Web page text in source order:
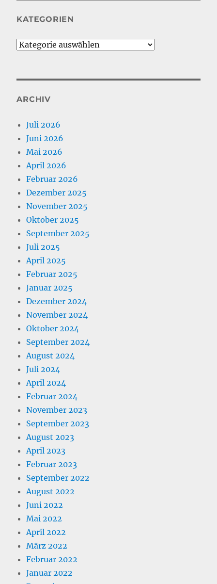
KATEGORIEN
Kategorien
ARCHIV
Juli 2026
Juni 2026
Mai 2026
April 2026
Februar 2026
Dezember 2025
November 2025
Oktober 2025
September 2025
Juli 2025
April 2025
Februar 2025
Januar 2025
Dezember 2024
November 2024
Oktober 2024
September 2024
August 2024
Juli 2024
April 2024
Februar 2024
November 2023
September 2023
August 2023
April 2023
Februar 2023
September 2022
August 2022
Juni 2022
Mai 2022
April 2022
März 2022
Februar 2022
Januar 2022